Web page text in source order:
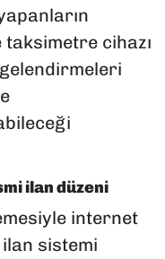
cihazı
ilan düzeni
internet
sistemi